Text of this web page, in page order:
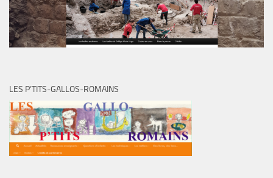
LES P’TITS-GALLOS-ROMAINS